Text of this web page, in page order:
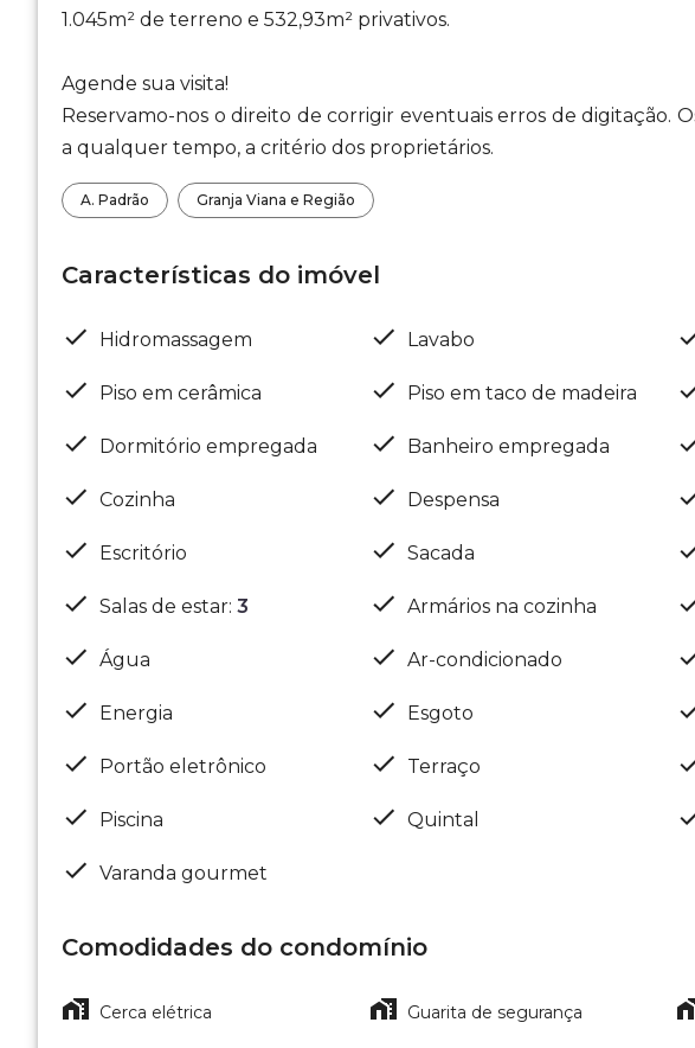
1.045m² de terreno e 532,93m² privativos.
Agende sua visita!
Reservamo-nos o direito de corrigir eventuais erros de digitação.
a qualquer tempo, a critério dos proprietários.
A. Padrão Granja Viana e Região
Características do imóvel
Hidromassagem Lavabo
Piso em cerâmica Piso em taco de madeira
Dormitório empregada Banheiro empregada
Cozinha Despensa
Escritório Sacada
Salas de estar: 3 Armários na cozinha
Água Ar-condicionado
Energia Esgoto
Portão eletrônico Terraço
Piscina Quintal
Varanda gourmet
Comodidades do condomínio
Cerca elétrica Guarita de segurança